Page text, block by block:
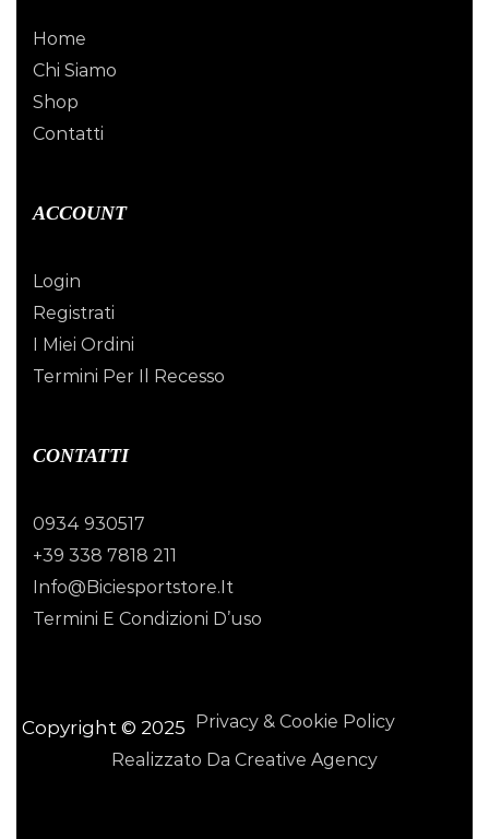
Home
Chi Siamo
Shop
Contatti
ACCOUNT
Login
Registrati
I Miei Ordini
Termini Per Il Recesso
CONTATTI
0934 930517
+39 338 7818 211
Info@biciesportstore.it
Termini E Condizioni D’uso
Copyright © 2025
Privacy & Cookie Policy
Realizzato Da Creative Agency